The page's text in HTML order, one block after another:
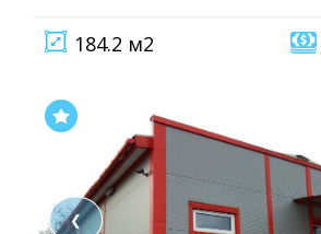
184.2 м2
❮